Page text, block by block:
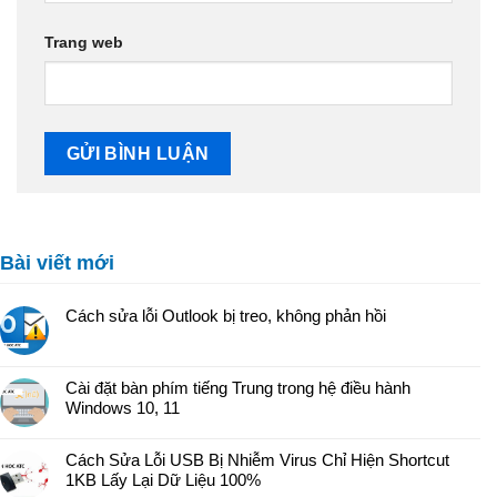
Trang web
Bài viết mới
Cách sửa lỗi Outlook bị treo, không phản hồi
Cài đặt bàn phím tiếng Trung trong hệ điều hành
Windows 10, 11
Cách Sửa Lỗi USB Bị Nhiễm Virus Chỉ Hiện Shortcut
1KB Lấy Lại Dữ Liệu 100%